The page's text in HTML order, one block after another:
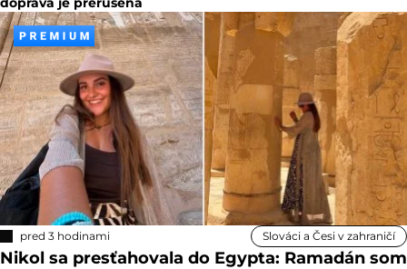
pred 3 hodinami Slováci a Česi v zahraničí
Nikol sa presťahovala do Egypta: Ramadán som